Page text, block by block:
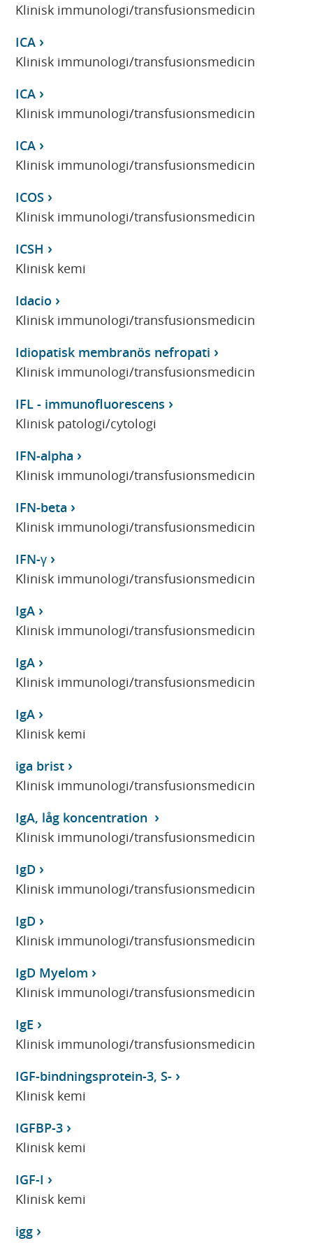
Klinisk immunologi/transfusionsmedicin
ICA
Klinisk immunologi/transfusionsmedicin
ICA
Klinisk immunologi/transfusionsmedicin
ICA
Klinisk immunologi/transfusionsmedicin
ICOS
Klinisk immunologi/transfusionsmedicin
ICSH
Klinisk kemi
Idacio
Klinisk immunologi/transfusionsmedicin
Idiopatisk membranös nefropati
Klinisk immunologi/transfusionsmedicin
IFL - immunofluorescens
Klinisk patologi/cytologi
IFN-alpha
Klinisk immunologi/transfusionsmedicin
IFN-beta
Klinisk immunologi/transfusionsmedicin
IFN-γ
Klinisk immunologi/transfusionsmedicin
IgA
Klinisk immunologi/transfusionsmedicin
IgA
Klinisk immunologi/transfusionsmedicin
IgA
Klinisk kemi
iga brist
Klinisk immunologi/transfusionsmedicin
IgA, låg koncentration
Klinisk immunologi/transfusionsmedicin
IgD
Klinisk immunologi/transfusionsmedicin
IgD
Klinisk immunologi/transfusionsmedicin
IgD Myelom
Klinisk immunologi/transfusionsmedicin
IgE
Klinisk immunologi/transfusionsmedicin
IGF-bindningsprotein-3, S-
Klinisk kemi
IGFBP-3
Klinisk kemi
IGF-I
Klinisk kemi
igg